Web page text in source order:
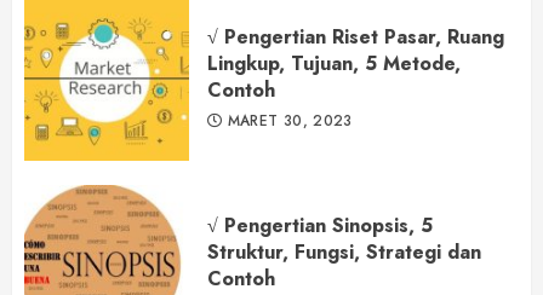
√ Pengertian Riset Pasar, Ruang
Lingkup, Tujuan, 5 Metode,
Contoh
MARET 30, 2023
√ Pengertian Sinopsis, 5
Struktur, Fungsi, Strategi dan
Contoh